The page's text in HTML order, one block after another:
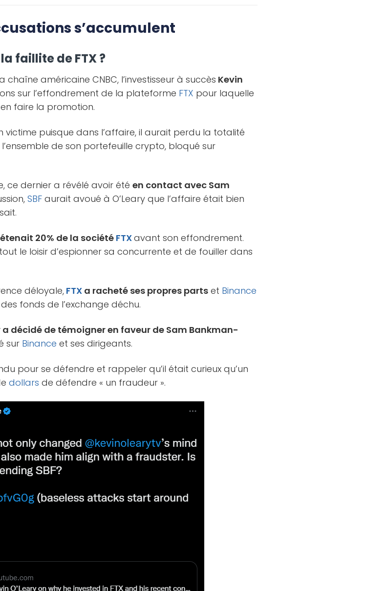
s’accumulent
faillite de FTX ?
chaîne américaine CNBC, l’investisseur à succès Kevin
sur l’effondrement de la plateforme FTX pour laquelle
faire la promotion.
victime puisque dans l’affaire, il aurait perdu la totalité
de son portefeuille crypto, bloqué sur
ce dernier a révélé avoir étéen contact avec Sam
SBF aurait avoué à O’Leary que l’affaire était bien
20% de la société FTXavant son effondrement.
le loisir d’espionner sa concurrente et de fouiller dans
déloyale, FTX a racheté ses propres parts et Binance
fonds de l’exchange déchu.
a décidé de témoigner en faveur de Sam Bankman-
sur Binance et ses dirigeants.
pour se défendre et rappeler qu’il était curieux qu’un
dollars de défendre « un fraudeur ».